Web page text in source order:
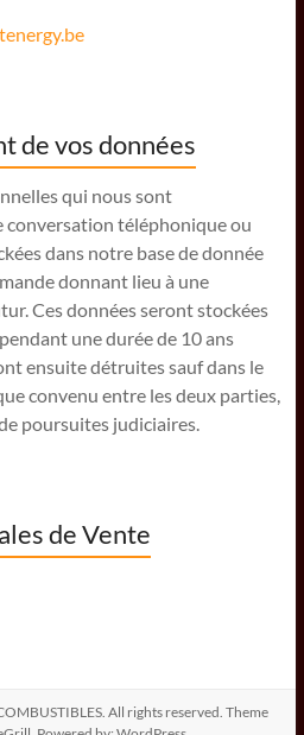
de vos données
qui nous sont
conversation téléphonique ou
dans notre base de donnée
donnant lieu à une
Ces données seront stockées
une durée de 10 ans
ensuite détruites sauf dans le
convenu entre les deux parties,
poursuites judiciaires.
de Vente
. All rights reserved. Theme